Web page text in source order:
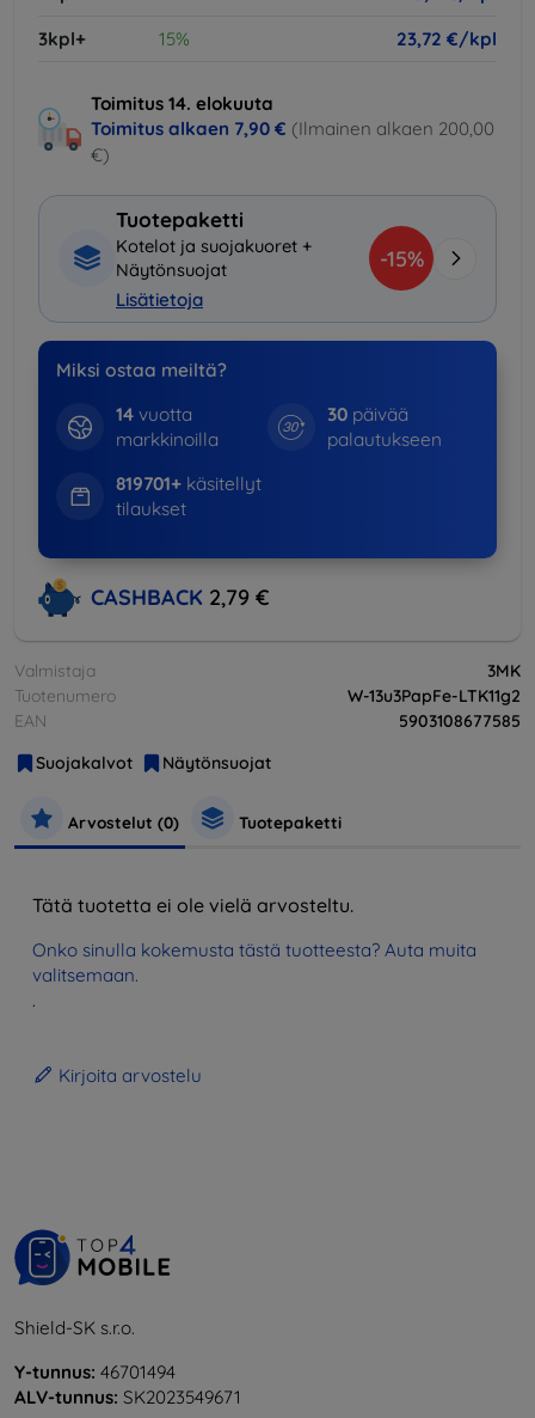
3kpl+
15% 23,72 €/kpl
Toimitus 14. elokuuta
Toimitus alkaen 7,90 € (Ilmainen alkaen 200,00
€)
Tuotepaketti
Kotelot ja suojakuoret +
Näytönsuojat
Lisätietoja
-15%
Miksi ostaa meiltä?
14vuotta
markkinoilla
30 päivää
palautukseen
819701+käsitellyt
tilaukset
CASHBACK 2,79 €
Valmistaja
3MK
Tuotenumero
W-13u3PapFe-LTK11g2
EAN
5903108677585
Suojakalvot
Näytönsuojat
Arvostelut (0) Tuotepaketti
Tätä tuotetta ei ole vielä arvosteltu.
Onko sinulla kokemusta tästä tuotteesta? Auta muita
valitsemaan.
.
Kirjoita arvostelu
Shield-SK s.r.o.
Y-tunnus: 46701494
ALV-tunnus: SK2023549671